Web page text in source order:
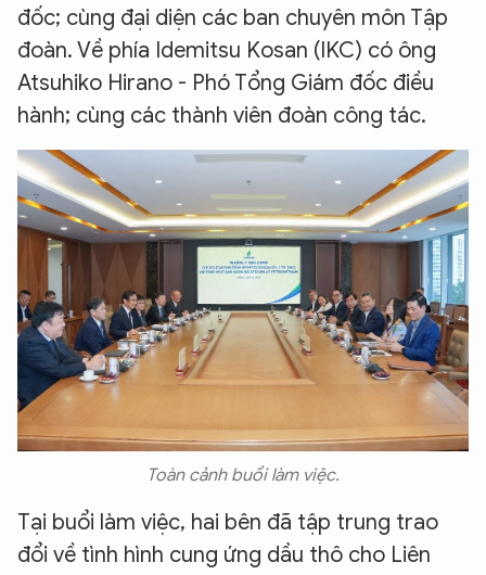
đốc; cùng đại diện các ban chuyên môn Tập
đoàn. Về phía Idemitsu Kosan (IKC) có ông
Atsuhiko Hirano - Phó Tổng Giám đốc điều
hành; cùng các thành viên đoàn công tác.
Toàn cảnh buổi làm việc.
Tại buổi làm việc, hai bên đã tập trung trao
đổi về tình hình cung ứng dầu thô cho Liên